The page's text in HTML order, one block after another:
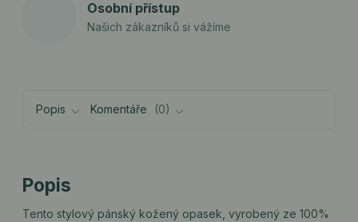
Osobní přístup
Našich zákazníků si vážíme
Popis Komentáře 0
Popis
Tento stylový pánský kožený opasek, vyrobený ze 100%